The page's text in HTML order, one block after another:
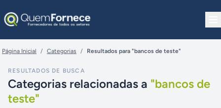
Página Inicial / Categorias / Resultados para "bancos de teste"
RESULTADOS DE BUSCA
Categorias relacionadas a "bancos de
teste"